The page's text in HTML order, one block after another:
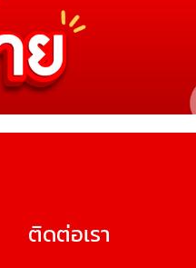
ติดต่อเรา